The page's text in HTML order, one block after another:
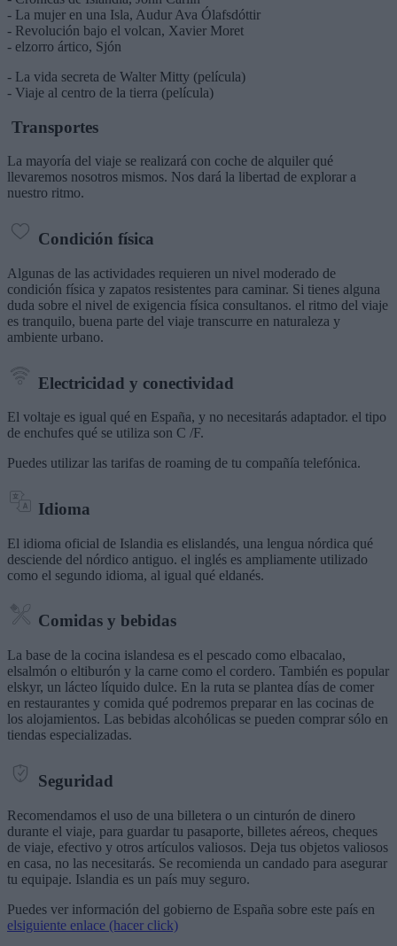
- La mujer en una Isla, Audur Ava Ólafsdóttir
- Revolución bajo el volcan, Xavier Moret
- elzorro ártico, Sjón
- La vida secreta de Walter Mitty (película)
- Viaje al centro de la tierra (película)
Transportes
La mayoría del viaje se realizará con coche de alquiler qué
llevaremos nosotros mismos. Nos dará la libertad de explorar a
nuestro ritmo.
Condición física
Algunas de las actividades requieren un nivel moderado de
condición física y zapatos resistentes para caminar. Si tienes alguna
duda sobre el nivel de exigencia física consultanos. el ritmo del viaje
es tranquilo, buena parte del viaje transcurre en naturaleza y
ambiente urbano.
Electricidad y conectividad
El voltaje es igual qué en España, y no necesitarás adaptador. el tipo
de enchufes qué se utiliza son C /F.
Puedes utilizar las tarifas de roaming de tu compañía telefónica.
Idioma
El idioma oficial de Islandia es elislandés, una lengua nórdica qué
desciende del nórdico antiguo. el inglés es ampliamente utilizado
como el segundo idioma, al igual qué eldanés.
Comidas y bebidas
La base de la cocina islandesa es el pescado como elbacalao,
elsalmón o eltiburón y la carne como el cordero. También es popular
elskyr, un lácteo líquido dulce. En la ruta se plantea días de comer
en restaurantes y comida qué podremos preparar en las cocinas de
los alojamientos. Las bebidas alcohólicas se pueden comprar sólo en
tiendas especializadas.
Seguridad
Recomendamos el uso de una billetera o un cinturón de dinero
durante el viaje, para guardar tu pasaporte, billetes aéreos, cheques
de viaje, efectivo y otros artículos valiosos. Deja tus objetos valiosos
en casa, no las necesitarás. Se recomienda un candado para asegurar
tu equipaje. Islandia es un país muy seguro.
Puedes ver información del gobierno de España sobre este país en
elsiguiente enlace (hacer click)